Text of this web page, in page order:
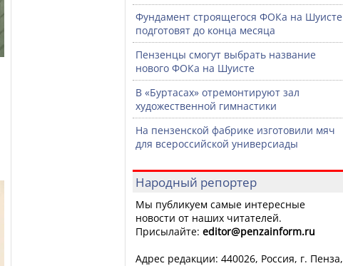
Фундамент строящегося ФОКа на Шуисте
подготовят до конца месяца
Пензенцы смогут выбрать название
нового ФОКа на Шуисте
В «Буртасах» отремонтируют зал
художественной гимнастики
На пензенской фабрике изготовили мяч
для всероссийской универсиады
Народный репортер
Мы публикуем самые интересные
новости от наших читателей.
Присылайте: editor@penzainform.ru
Адрес редакции: 440026, Россия, г. Пенза,